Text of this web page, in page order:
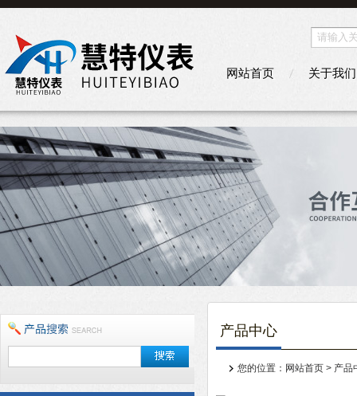
网站首页 关于我们
产品中心
您的位置： 网站首页 > 产品